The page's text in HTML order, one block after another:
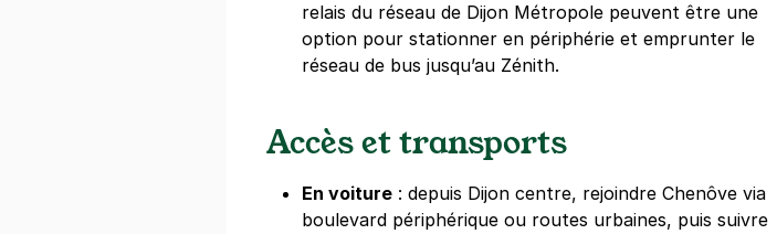
relais du réseau de Dijon Métropole peuvent être une
option pour stationner en périphérie et emprunter le
réseau de bus jusqu’au Zénith.
Accès et transports
En voiture : depuis Dijon centre, rejoindre Chenôve via
boulevard périphérique ou routes urbaines, puis suivre